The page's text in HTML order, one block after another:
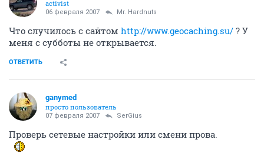
activist
06 февраля 2007 Mr. Hardnuts
Что случилось с сайтом http://www.geocaching.su/ ? У
меня с субботы не открывается.
ОТВЕТИТЬ
ganymed
просто пользователь
07 февраля 2007 SerGius
Проверь сетевые настройки или смени прова.